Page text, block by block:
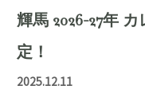
輝馬 2026-27年
定！
2025.12.11